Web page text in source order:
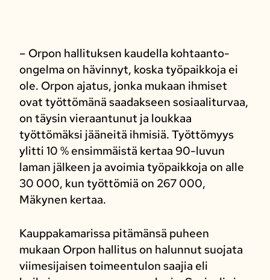
– Orpon hallituksen kaudella kohtaanto-
ongelma on hävinnyt, koska työpaikkoja ei
ole. Orpon ajatus, jonka mukaan ihmiset
ovat työttömänä saadakseen sosiaaliturvaa,
on täysin vieraantunut ja loukkaa
työttömäksi jääneitä ihmisiä. Työttömyys
ylitti 10 % ensimmäistä kertaa 90-luvun
laman jälkeen ja avoimia työpaikkoja on alle
30 000, kun työttömiä on 267 000,
Mäkynen kertaa.
Kauppakamarissa pitämänsä puheen
mukaan Orpon hallitus on halunnut suojata
viimesijaisen toimeentulon saajia eli